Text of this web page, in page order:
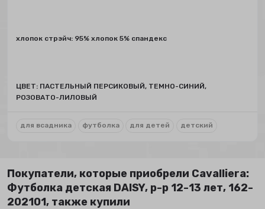
хлопок стрэйч: 95% хлопок 5% спандекс
ЦВЕТ: ПАСТЕЛЬНЫЙ ПЕРСИКОВЫЙ, ТЕМНО-СИНИЙ,
РОЗОВАТО-ЛИЛОВЫЙ
для всадника футболка для детей детский
Покупатели, которые приобрели Сavalliera:
Футболка детская DAISY, р-р 12-13 лет, 162-
202101, также купили